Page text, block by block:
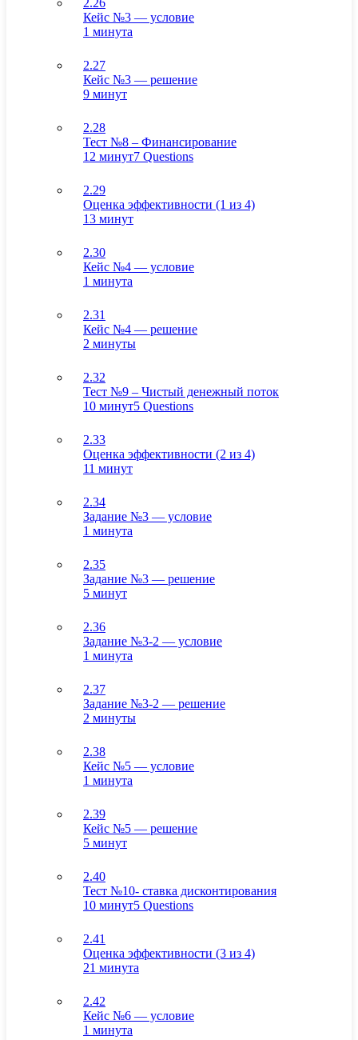
Кейс №3 — условие
1 минута
2.27
Кейс №3 — решение
9 минут
2.28
Тест №8 – Финансирование
12 минут7 Questions
2.29
Оценка эффективности (1 из 4)
13 минут
2.30
Кейс №4 — условие
1 минута
2.31
Кейс №4 — решение
2 минуты
2.32
Тест №9 – Чистый денежный поток
10 минут5 Questions
2.33
Оценка эффективности (2 из 4)
11 минут
2.34
Задание №3 — условие
1 минута
2.35
Задание №3 — решение
5 минут
2.36
Задание №3-2 — условие
1 минута
2.37
Задание №3-2 — решение
2 минуты
2.38
Кейс №5 — условие
1 минута
2.39
Кейс №5 — решение
5 минут
2.40
Тест №10- ставка дисконтирования
10 минут5 Questions
2.41
Оценка эффективности (3 из 4)
21 минута
2.42
Кейс №6 — условие
1 минута